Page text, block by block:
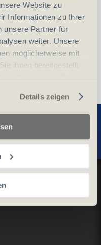
Website zu
Informationen zu Ihrer
unsere Partner für
weiter. Unsere
möglicherweise mit
ihnen bereitgestellt
Details zeigen
In den Warenkorb
Produkte